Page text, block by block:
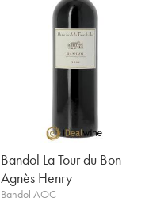
Bandol La Tour du Bon
Agnès Henry
Bandol AOC